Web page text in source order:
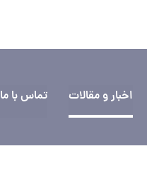
تماس با ما اخبار و مقالات